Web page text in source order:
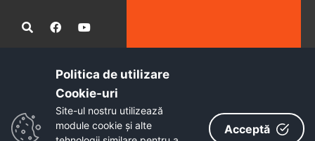
Administrația publică locală informatizată, calitativă și accesibilă
Copyright © 2026 - Primăria Municipiului Petroșani
Politica de utilizare
Cookie-uri‎
Site-ul nostru utilizează
module cookie și alte
Acceptă